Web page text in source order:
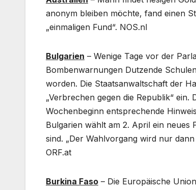
anonym bleiben möchte, fand einen
„einmaligen Fund“. NOS.nl
Bulgarien – Wenige Tage vor der
Bombenwarnungen Dutzende
worden. Die Staatsanwaltschaft der
„Verbrechen gegen die Republik“
Wochenbeginn entsprechende
Bulgarien wählt am 2. April ein
sind. „Der Wahlvorgang wird nur
ORF.at
Burkina Faso – Die Europäische